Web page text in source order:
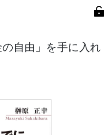
の自由」を手に入れ